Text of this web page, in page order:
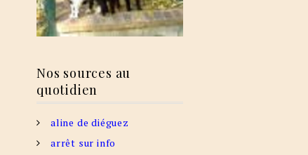
Nos sources au
quotidien
aline de diéguez
arrêt sur info